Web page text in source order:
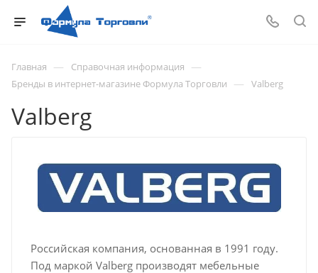
Главная — Справочная информация —
Бренды в интернет-магазине Формула Торговли — Valberg
Valberg
Российская компания, основанная в 1991 году.
Под маркой Valberg производят мебельные